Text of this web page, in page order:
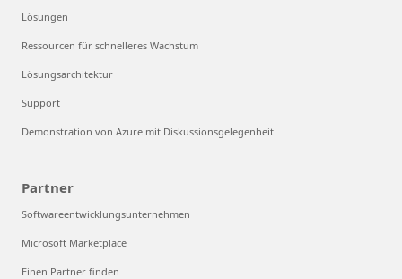
Lösungen
Ressourcen für schnelleres Wachstum
Lösungsarchitektur
Support
Demonstration von Azure mit Diskussionsgelegenheit
Partner
Softwareentwicklungsunternehmen
Microsoft Marketplace
Einen Partner finden